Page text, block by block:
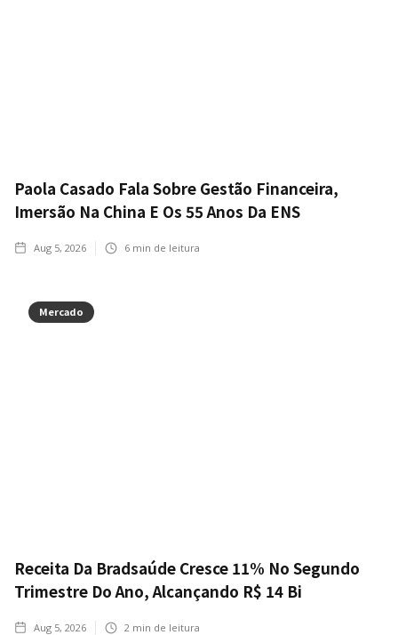
Paola Casado Fala Sobre Gestão Financeira,
Imersão Na China E Os 55 Anos Da ENS
Aug 5, 2026 6 min de leitura
Mercado
Receita Da Bradsaúde Cresce 11% No Segundo
Trimestre Do Ano, Alcançando R$ 14 Bi
Aug 5, 2026 2 min de leitura